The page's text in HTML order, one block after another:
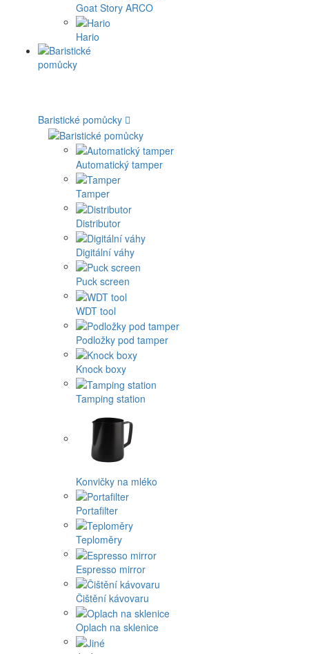
Goat Story ARCO
Hario
Baristické pomůcky
Automatický tamper
Tamper
Distributor
Digitální váhy
Puck screen
WDT tool
Podložky pod tamper
Knock boxy
Tamping station
Konvičky na mléko
Portafilter
Teploměry
Espresso mirror
Čištění kávovaru
Oplach na sklenice